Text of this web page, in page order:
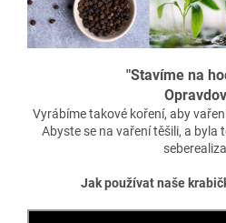
"Stavíme na
Vyrábíme takové koření, aby
Abyste se na vaření těšili, a byla
Jak používat naše